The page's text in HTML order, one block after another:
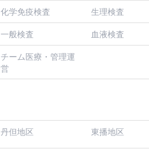
化学免疫検査
生理検査
一般検査
血液検査
チーム医療・管理運
営
丹但地区 東播地区